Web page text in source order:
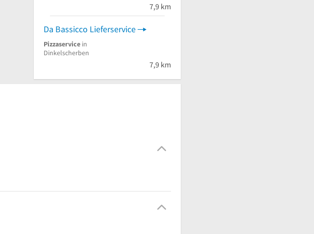
7,9 km
Da Bassicco Lieferservice
Pizzaservice in
Dinkelscherben
7,9 km